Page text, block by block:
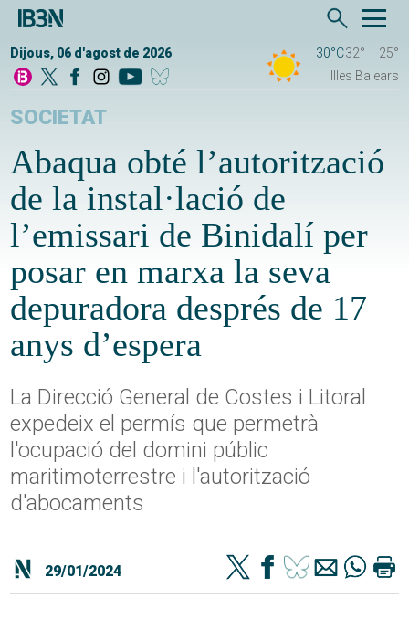
Dijous, 06 d'agost de 2026 30°C32°
25°
Illes Balears
SOCIETAT
Abaqua obté l’autorització
de la instal·lació de
l’emissari de Binidalí per
posar en marxa la seva
depuradora després de 17
anys d’espera
La Direcció General de Costes i Litoral
expedeix el permís que permetrà
l'ocupació del domini públic
maritimoterrestre i l'autorització
d'abocaments
29/01/2024